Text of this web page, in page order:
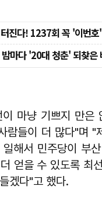
마냥 기쁘지 만은
람들이 더 많다"며 "
해서 민주당이 부
얻을 수 있도록 최
겠다"고 했다.